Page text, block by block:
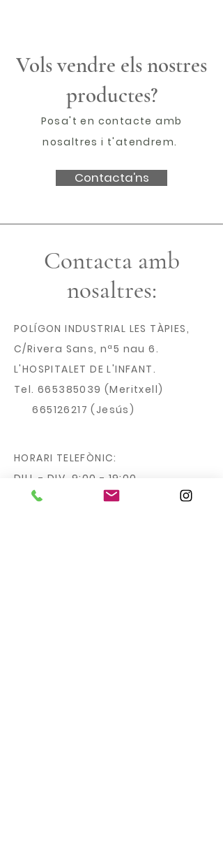
Vols vendre els nostres
productes?
Posa't en contacte amb
nosaltres i t'atendrem.
Contacta'ns
Contacta amb
nosaltres:
POLÍGON INDUSTRIAL LES TÀPIES,
C/Rivera Sans, nª5 nau 6.
L'HOSPITALET DE L'INFANT.
Tel. 665385039 (Meritxell)
665126217 (Jesús)
HORARI TELEFÒNIC:
DILL - DIV 9:00 - 19:00